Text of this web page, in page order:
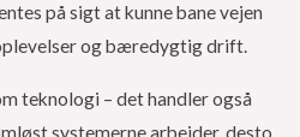
på sigt at kunne bane vejen
og bæredygtig drift.
teknologi – det handler også
systemerne arbejder, desto